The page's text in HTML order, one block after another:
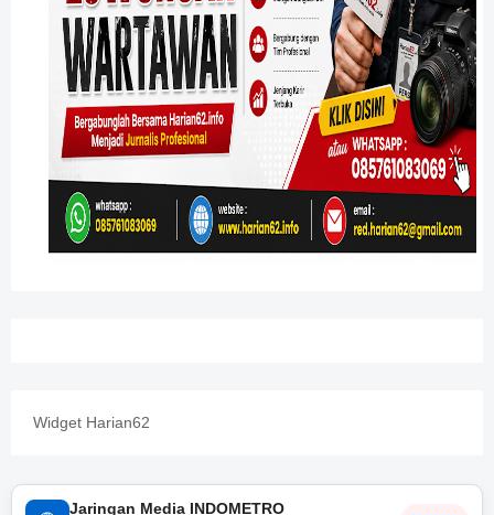
Widget Harian62
Jaringan Media INDOMETRO